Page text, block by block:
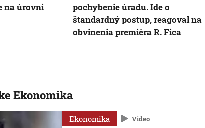
na úrovni
pochybenie úradu. Ide o
štandardný postup, reagoval na
obvinenia premiéra R. Fica
Ekonomika
Ekonomika Video